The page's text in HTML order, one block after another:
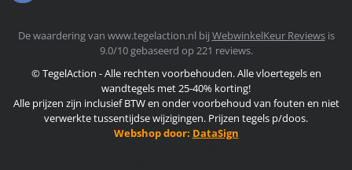
De waardering van www.tegelaction.nl bij WebwinkelKeur Reviewsis
9.0/10 gebaseerd op 221 reviews.
© TegelAction - Alle rechten voorbehouden. Alle vloertegels en
wandtegels met 25-40% korting!
Alle prijzen zijn inclusief BTW en onder voorbehoud van fouten en niet
verwerkte tussentijdse wijzigingen. Prijzen tegels p/doos.
Webshop door: DataSign